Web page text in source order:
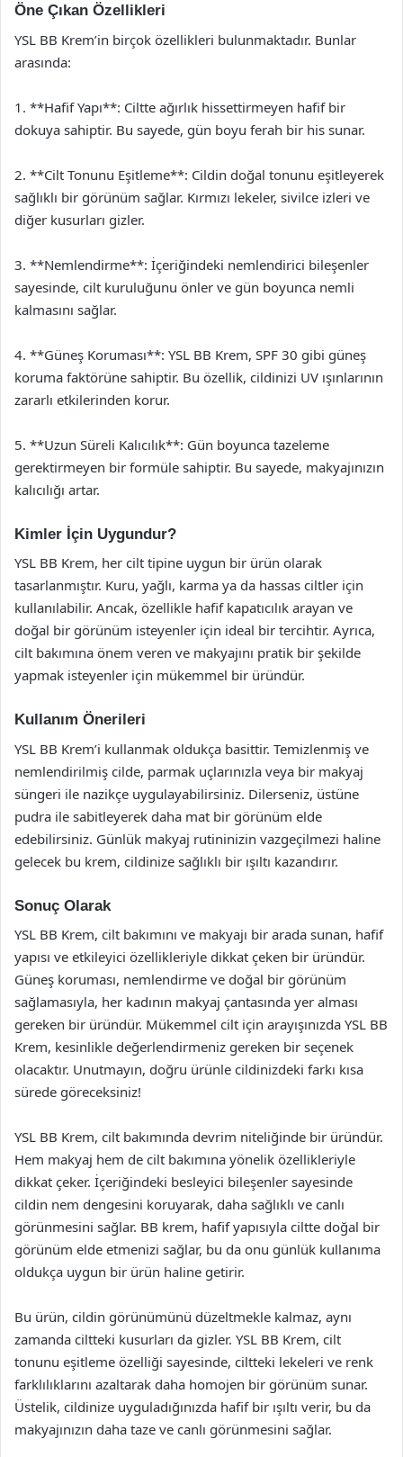
Öne Çıkan Özellikleri
YSL BB Krem’in birçok özellikleri bulunmaktadır. Bunlar
arasında:
1. **Hafif Yapı**: Ciltte ağırlık hissettirmeyen hafif bir
dokuya sahiptir. Bu sayede, gün boyu ferah bir his sunar.
2. **Cilt Tonunu Eşitleme**: Cildin doğal tonunu eşitleyerek
sağlıklı bir görünüm sağlar. Kırmızı lekeler, sivilce izleri ve
diğer kusurları gizler.
3. **Nemlendirme**: İçeriğindeki nemlendirici bileşenler
sayesinde, cilt kuruluğunu önler ve gün boyunca nemli
kalmasını sağlar.
4. **Güneş Koruması**: YSL BB Krem, SPF 30 gibi güneş
koruma faktörüne sahiptir. Bu özellik, cildinizi UV ışınlarının
zararlı etkilerinden korur.
5. **Uzun Süreli Kalıcılık**: Gün boyunca tazeleme
gerektirmeyen bir formüle sahiptir. Bu sayede, makyajınızın
kalıcılığı artar.
Kimler İçin Uygundur?
YSL BB Krem, her cilt tipine uygun bir ürün olarak
tasarlanmıştır. Kuru, yağlı, karma ya da hassas ciltler için
kullanılabilir. Ancak, özellikle hafif kapatıcılık arayan ve
doğal bir görünüm isteyenler için ideal bir tercihtir. Ayrıca,
cilt bakımına önem veren ve makyajını pratik bir şekilde
yapmak isteyenler için mükemmel bir üründür.
Kullanım Önerileri
YSL BB Krem’i kullanmak oldukça basittir. Temizlenmiş ve
nemlendirilmiş cilde, parmak uçlarınızla veya bir makyaj
süngeri ile nazikçe uygulayabilirsiniz. Dilerseniz, üstüne
pudra ile sabitleyerek daha mat bir görünüm elde
edebilirsiniz. Günlük makyaj rutininizin vazgeçilmezi haline
gelecek bu krem, cildinize sağlıklı bir ışıltı kazandırır.
Sonuç Olarak
YSL BB Krem, cilt bakımını ve makyajı bir arada sunan, hafif
yapısı ve etkileyici özellikleriyle dikkat çeken bir üründür.
Güneş koruması, nemlendirme ve doğal bir görünüm
sağlamasıyla, her kadının makyaj çantasında yer alması
gereken bir üründür. Mükemmel cilt için arayışınızda YSL BB
Krem, kesinlikle değerlendirmeniz gereken bir seçenek
olacaktır. Unutmayın, doğru ürünle cildinizdeki farkı kısa
sürede göreceksiniz!
YSL BB Krem, cilt bakımında devrim niteliğinde bir üründür.
Hem makyaj hem de cilt bakımına yönelik özellikleriyle
dikkat çeker. İçeriğindeki besleyici bileşenler sayesinde
cildin nem dengesini koruyarak, daha sağlıklı ve canlı
görünmesini sağlar. BB krem, hafif yapısıyla ciltte doğal bir
görünüm elde etmenizi sağlar, bu da onu günlük kullanıma
oldukça uygun bir ürün haline getirir.
Bu ürün, cildin görünümünü düzeltmekle kalmaz, aynı
zamanda ciltteki kusurları da gizler. YSL BB Krem, cilt
tonunu eşitleme özelliği sayesinde, ciltteki lekeleri ve renk
farklılıklarını azaltarak daha homojen bir görünüm sunar.
Üstelik, cildinize uyguladığınızda hafif bir ışıltı verir, bu da
makyajınızın daha taze ve canlı görünmesini sağlar.